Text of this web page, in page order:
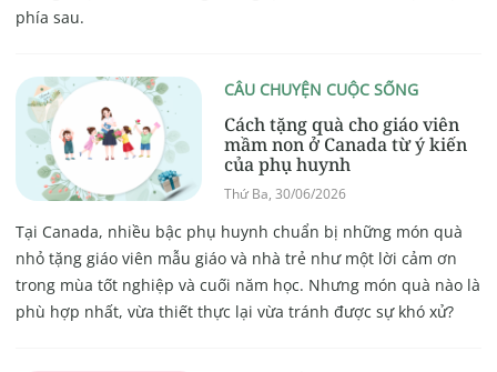
phía sau.
CÂU CHUYỆN CUỘC SỐNG
Cách tặng quà cho giáo viên
mầm non ở Canada từ ý kiến
của phụ huynh
Thứ Ba, 30/06/2026
Tại Canada, nhiều bậc phụ huynh chuẩn bị những món quà
nhỏ tặng giáo viên mẫu giáo và nhà trẻ như một lời cảm ơn
trong mùa tốt nghiệp và cuối năm học. Nhưng món quà nào là
phù hợp nhất, vừa thiết thực lại vừa tránh được sự khó xử?